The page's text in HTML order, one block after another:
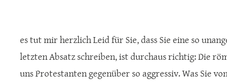
es tut mir herzlich Leid für Sie, dass Sie eine so
letzten Absatz schreiben, ist durchaus richtig: Die
uns Protestanten gegenüber so aggressiv. Was Sie